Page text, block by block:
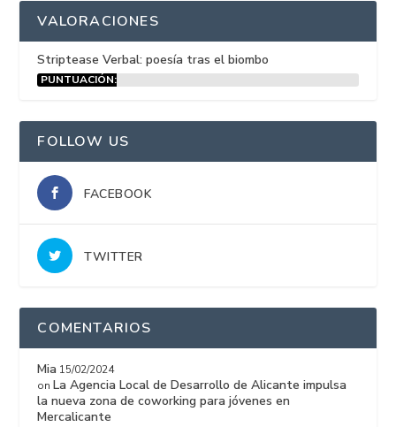
VALORACIONES
Striptease Verbal: poesía tras el biombo
PUNTUACIÓN:
FOLLOW US
FACEBOOK
TWITTER
COMENTARIOS
Mia 15/02/2024
on La Agencia Local de Desarrollo de Alicante impulsa
la nueva zona de coworking para jóvenes en
Mercalicante